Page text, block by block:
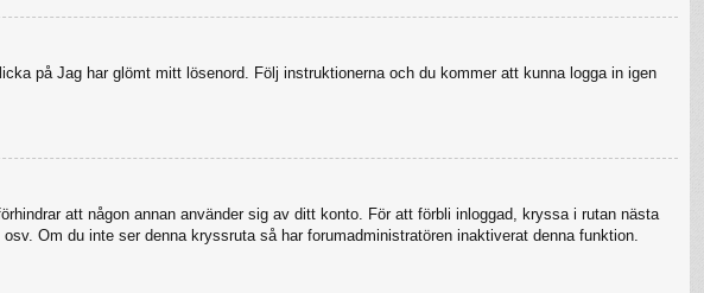
på Jag har glömt mitt lösenord. Följ instruktionerna och du kommer att kunna logga in igen
att någon annan använder sig av ditt konto. För att förbli inloggad, kryssa i rutan nästa
Om du inte ser denna kryssruta så har forumadministratören inaktiverat denna funktion.